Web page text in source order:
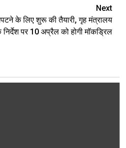
Next
के लिए शुरू की तैयारी, गृह मंत्रालय
पर 10 अप्रैल को होगी मॉकड्रिल